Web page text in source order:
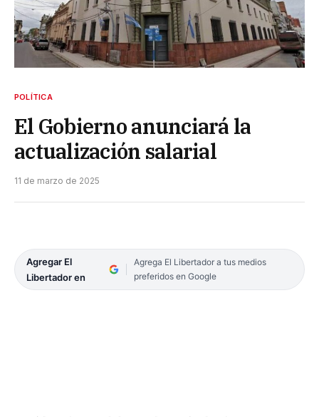
POLÍTICA
El Gobierno anunciará la
actualización salarial
11 de marzo de 2025
Agregar El
Libertador en
Agrega El Libertador a tus medios
preferidos en Google